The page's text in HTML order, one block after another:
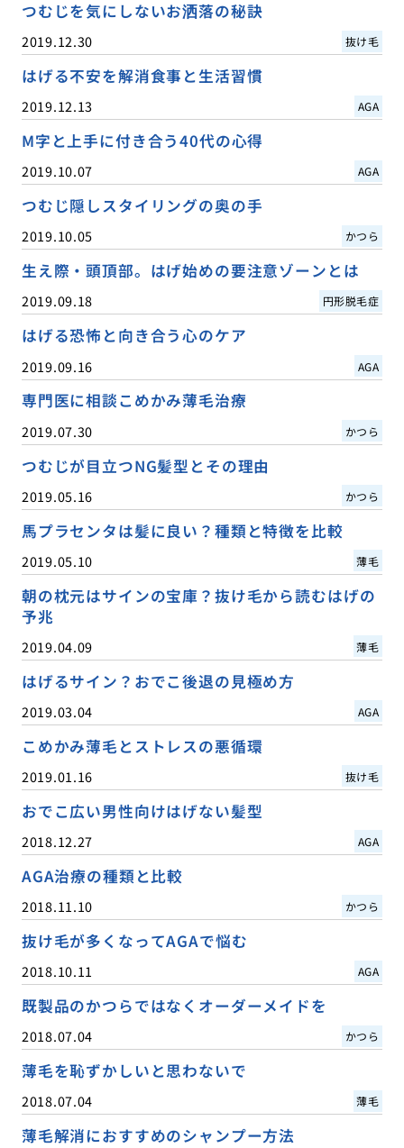
つむじを気にしないお洒落の秘訣
2019.12.30 抜け毛
はげる不安を解消食事と生活習慣
2019.12.13 AGA
M字と上手に付き合う40代の心得
2019.10.07 AGA
つむじ隠しスタイリングの奥の手
2019.10.05 かつら
生え際・頭頂部。はげ始めの要注意ゾーンとは
2019.09.18 円形脱毛症
はげる恐怖と向き合う心のケア
2019.09.16 AGA
専門医に相談こめかみ薄毛治療
2019.07.30 かつら
つむじが目立つNG髪型とその理由
2019.05.16 かつら
馬プラセンタは髪に良い？種類と特徴を比較
2019.05.10 薄毛
朝の枕元はサインの宝庫？抜け毛から読むはげの
予兆
2019.04.09 薄毛
はげるサイン？おでこ後退の見極め方
2019.03.04 AGA
こめかみ薄毛とストレスの悪循環
2019.01.16 抜け毛
おでこ広い男性向けはげない髪型
2018.12.27 AGA
AGA治療の種類と比較
2018.11.10 かつら
抜け毛が多くなってAGAで悩む
2018.10.11 AGA
既製品のかつらではなくオーダーメイドを
2018.07.04 かつら
薄毛を恥ずかしいと思わないで
2018.07.04 薄毛
薄毛解消におすすめのシャンプー方法